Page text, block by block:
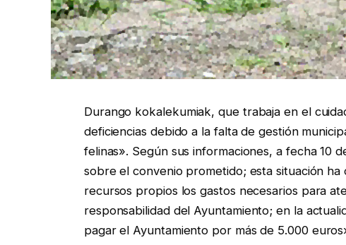
Durango kokalekumiak, que trabaja en el
deficiencias debido a la falta de gestión
felinas». Según sus informaciones, a fecha 10
sobre el convenio prometido; esta situación
recursos propios los gastos necesarios para
responsabilidad del Ayuntamiento; en la
pagar el Ayuntamiento por más de 5.000